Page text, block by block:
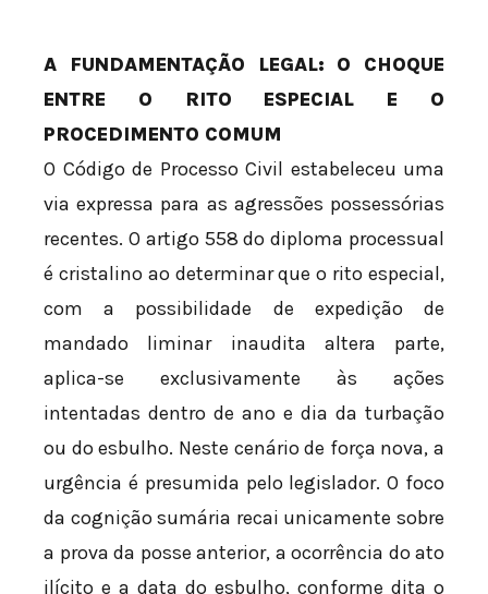
A FUNDAMENTAÇÃO LEGAL: O CHOQUE
ENTRE O RITO ESPECIAL E O
PROCEDIMENTO COMUM
O Código de Processo Civil estabeleceu uma
via expressa para as agressões possessórias
recentes. O artigo 558 do diploma processual
é cristalino ao determinar que o rito especial,
com a possibilidade de expedição de
mandado liminar inaudita altera parte,
aplica-se exclusivamente às ações
intentadas dentro de ano e dia da turbação
ou do esbulho. Neste cenário de força nova, a
urgência é presumida pelo legislador. O foco
da cognição sumária recai unicamente sobre
a prova da posse anterior, a ocorrência do ato
ilícito e a data do esbulho, conforme dita o